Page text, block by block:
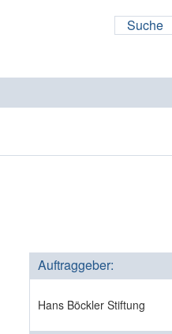
Auftraggeber:
Hans Böckler Stiftung